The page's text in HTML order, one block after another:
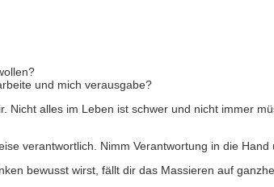
und mich verausgabe?
Nicht alles im Leben ist schwer und nicht immer
verantwortlich. Nimm Verantwortung in die
bewusst wirst, fällt dir das Massieren auf